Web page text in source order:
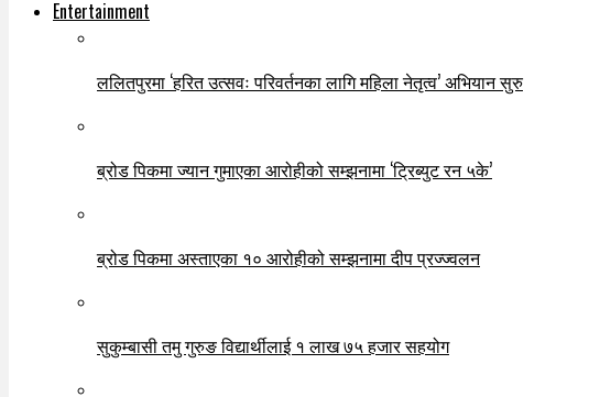
Entertainment
ललितपुरमा ‘हरित उत्सवः परिवर्तनका लागि महिला नेतृत्व’ अभियान सुरु
ब्रोड पिकमा ज्यान गुमाएका आरोहीको सम्झनामा ‘ट्रिब्युट रन ५के’
ब्रोड पिकमा अस्ताएका १० आरोहीको सम्झनामा दीप प्रज्ज्वलन
सुकुम्बासी तमु गुरुङ विद्यार्थीलाई १ लाख ७५ हजार सहयोग